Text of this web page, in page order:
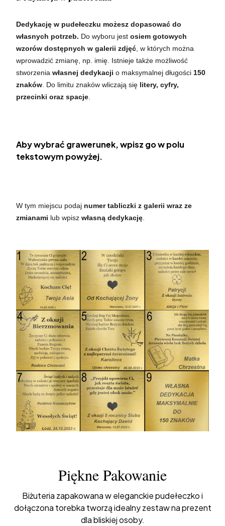
Dedykację w pudełeczku możesz dopasować do
własnych potrzeb. Do wyboru jest osiem gotowych
wzorów dostępnych w galerii zdjęć , w których można
wprowadzić zmianę, np. imię. Istnieje także możliwość
stworzenia własnej dedykacji o maksymalnej długości 150
znaków . Do limitu znaków wliczają się litery, cyfry,
przecinki oraz spacje
Aby wybrać grawerunek, wpisz go w polu
tekstowym powyżej.
W tym miejscu podaj numer tabliczki z galerii wraz ze
zmianami lub wpisz własną dedykację
Piękne Pakowanie
Biżuteria zapakowana w eleganckie pudełeczko i
dołączona torebka tworzą idealny zestaw na prezent
dla bliskiej osoby.